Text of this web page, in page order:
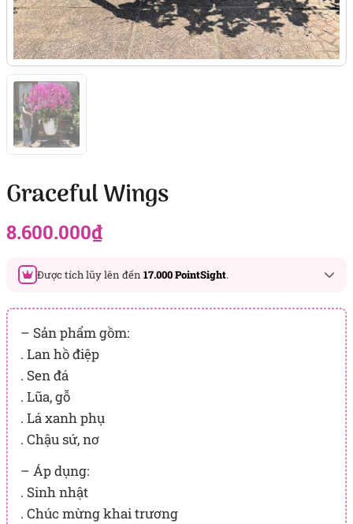
Graceful Wings
8.600.000₫
Được tích lũy lên đến 17.000 PointSight.
Đây là số PointSight ước tính bạn sẽ được tích lũy khi mua
sản phẩm hôm nay, tương ứng với quyền lợi hạng
BẠCH KIM
PointSight có giá trị dùng để trừ trực tiếp vào đơn hàng hoặc
đổi quà tặng ưu đãi tại Flowersight.
Đăng nhậphoặc
chính xác nhất dành cho bạn.
– Sản phẩm gồm:
. Lan hồ điệp
. Sen đá
. Lũa, gỗ
. Lá xanh phụ
. Chậu sứ, nơ
– Áp dụng:
. Sinh nhật
. Chúc mừng khai trương